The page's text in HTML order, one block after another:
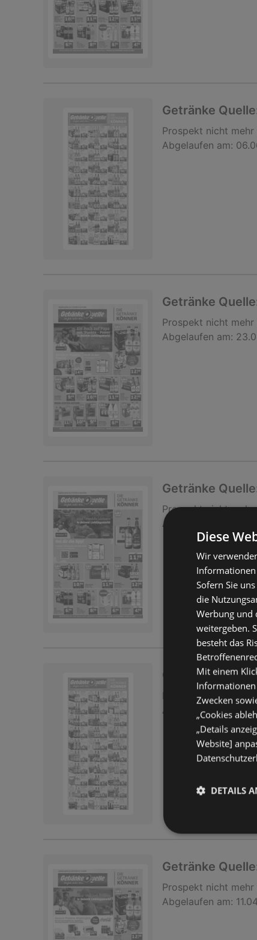
Getränke
Prospekt nicht
Abgelaufen am:
Getränke
Prospekt nicht
Abgelaufen am:
Getränke
Prospekt nicht
Abgelaufen am:
Getränke
Prospekt nicht
Abgelaufen am:
Getränke
Prospekt nicht
Abgelaufen am:
Diese
Wir
Sofern Sie
die
Werbung und
weitergeben.
besteht das
Mit einem
Informationen
Zwecken
„Cookies
„Details
Website]
DETAILS